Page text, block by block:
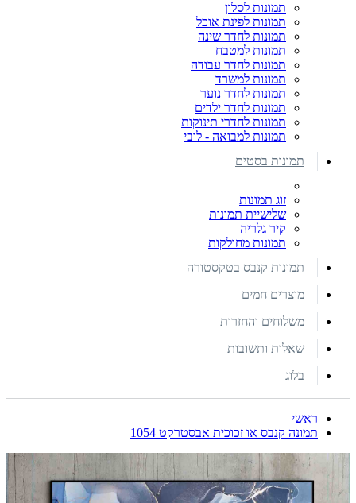
תמונות לסלון
תמונות לפינת אוכל
תמונות לחדר שינה
תמונות למטבח
תמונות לחדר עבודה
תמונות למשרד
תמונות לחדר נוער
תמונות לחדר ילדים
תמונות לחדרי תינוקות
תמונות למבואה - לובי
תמונות בסטים
זוג תמונות
שלישיית תמונות
קיר גלריה
תמונות מחולקות
תמונות קנבס בטקסטורה
מוצרים חמים
משלוחים והחזרות
שאלות ותשובות
בלוג
ראשי
תמונה קנבס או זכוכית אבסטרקט 1054